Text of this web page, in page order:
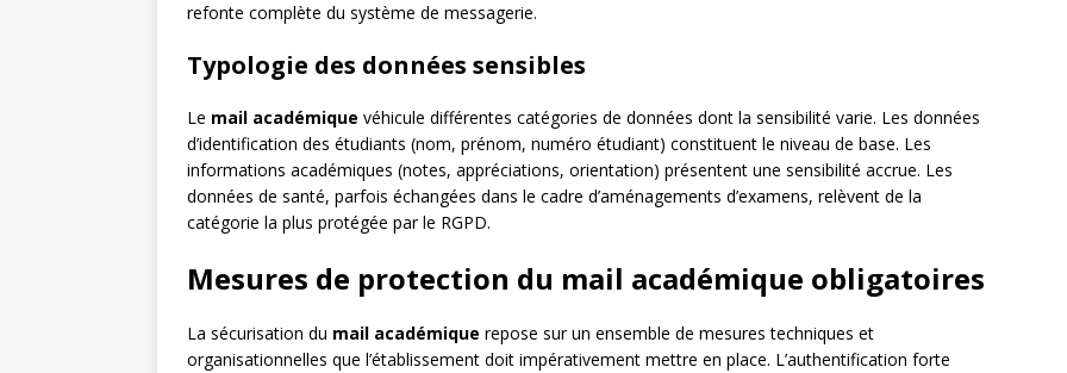
refonte complète du système de messagerie.
Typologie des données sensibles
Le mail académique véhicule différentes catégories de données dont la sensibilité varie. Les données
d’identification des étudiants (nom, prénom, numéro étudiant) constituent le niveau de base. Les
informations académiques (notes, appréciations, orientation) présentent une sensibilité accrue. Les
données de santé, parfois échangées dans le cadre d’aménagements d’examens, relèvent de la
catégorie la plus protégée par le RGPD.
Mesures de protection du mail académique obligatoires
La sécurisation du mail académique repose sur un ensemble de mesures techniques et
organisationnelles que l’établissement doit impérativement mettre en place. L’authentification forte